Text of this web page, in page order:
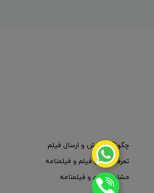
چگونگی پخش و ارسال فیلم
تعرفه پخش فیلم و فیلمنامه
مشاوره فیلم و فیلمنامه